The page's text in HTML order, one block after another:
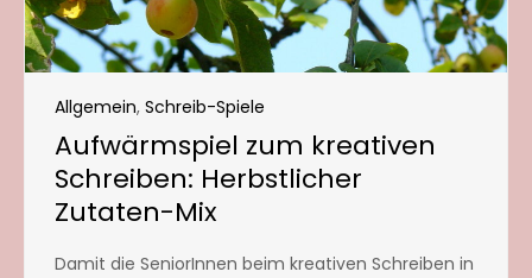
Allgemein, Schreib-Spiele
Aufwärmspiel zum kreativen
Schreiben: Herbstlicher
Zutaten-Mix
Damit die SeniorInnen beim kreativen Schreiben in